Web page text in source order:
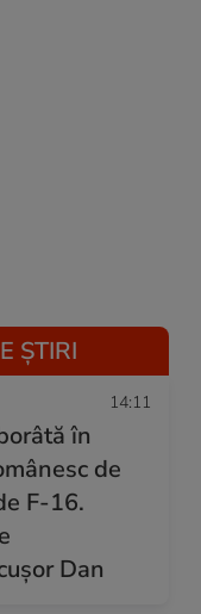
ȘTIRI
14:11
în
de
F-16.
Dan